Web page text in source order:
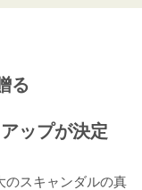
る
ップが決定
のスキャンダルの真